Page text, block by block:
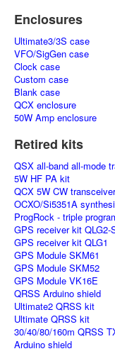
Enclosures
Ultimate3/3S case
VFO/SigGen case
Clock case
Custom case
Blank case
QCX enclosure
50W Amp enclosure
Retired kits
QSX all-band all-mode
5W HF PA kit
QCX 5W CW
OCXO/Si5351A
ProgRock - triple
GPS receiver kit QLG2-
GPS receiver kit QLG1
GPS Module SKM61
GPS Module SKM52
GPS Module VK16E
QRSS Arduino shield
Ultimate2 QRSS kit
Ultimate QRSS kit
30/40/80/160m QRSS
Arduino shield